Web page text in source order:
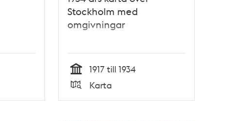
Stockholm med
omgivningar
Tid
1917 till 1934
Karta